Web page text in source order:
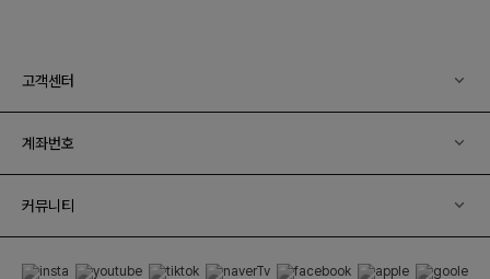
고객센터
계좌번호
커뮤니티